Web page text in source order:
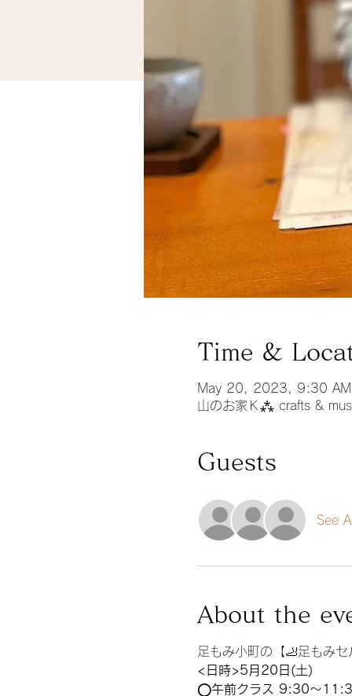
Time &
May 20, 2023, 9:30
山のお家Ｋ⁂ crafts &
Guests
See
About the
足もみ小町の【🦶足もみ
<日時>5月20日(土)
◯午前クラス 9:30〜